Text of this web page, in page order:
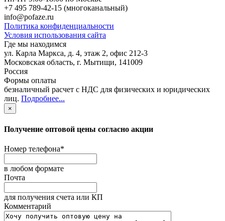
+7 495 789-42-15 (многоканальный)
info@pofaze.ru
Политика конфиденциальности
Условия использования сайта
Где мы находимся
ул. Карла Маркса, д. 4, этаж 2, офис 212-3
Московская область, г. Мытищи, 141009
Россия
Формы оплаты
безналичный расчет с НДС для физических и юридических
лиц. Подробнее...
×
Получение оптовой цены согласно акции
Номер телефона*
в любом формате
Почта
для получения счета или КП
Комментарий